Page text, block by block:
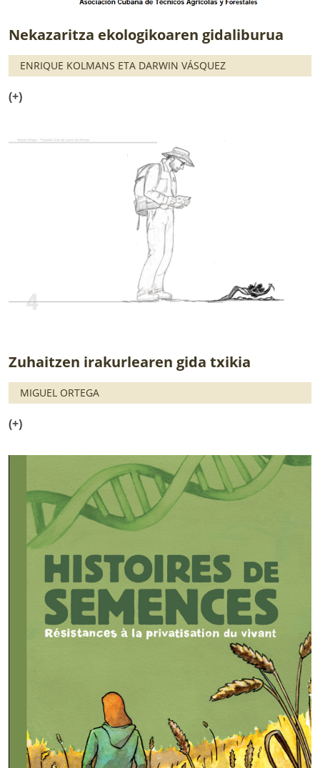
Nekazaritza ekologikoaren gidaliburua
ENRIQUE KOLMANS ETA DARWIN VÁSQUEZ
(+)
Zuhaitzen irakurlearen gida txikia
MIGUEL ORTEGA
(+)